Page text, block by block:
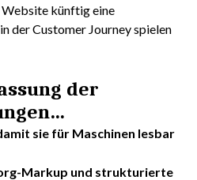
Website künftig eine
der Customer Journey spielen
der
sie für Maschinen lesbar
Markup und strukturierte